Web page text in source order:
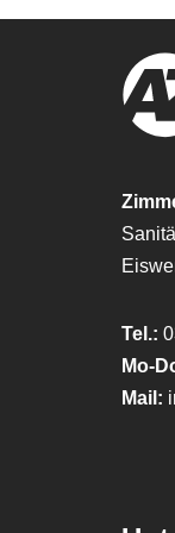
Tel.:
Mo-
Mail: